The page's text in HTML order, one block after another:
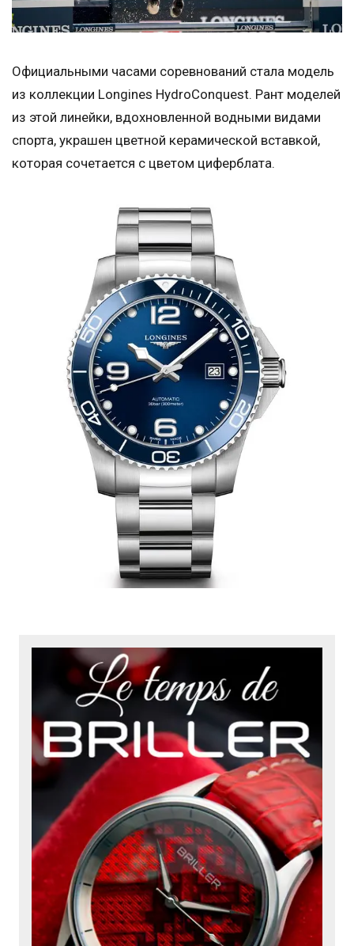
Официальными часами соревнований стала модель
из коллекции Longines HydroConquest. Рант моделей
из этой линейки, вдохновленной водными видами
спорта, украшен цветной керамической вставкой,
которая сочетается с цветом циферблата.